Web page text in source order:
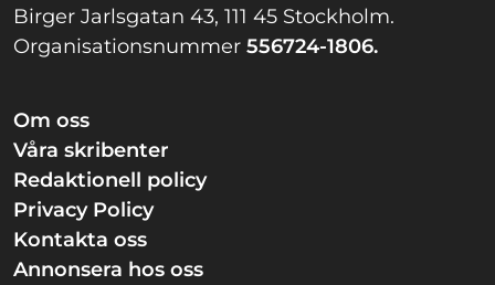
Birger Jarlsgatan 43, 111 45 Stockholm.
Organisationsnummer 556724-1806.
Om oss
Våra skribenter
Redaktionell policy
Privacy Policy
Kontakta oss
Annonsera hos oss